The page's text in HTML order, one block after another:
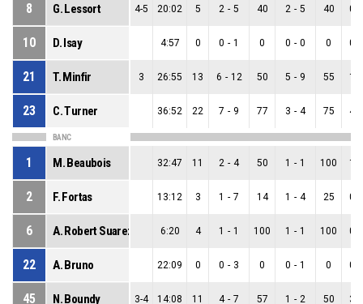
8 G. Lessort 4-5 20:02 5 2 - 5 40 2 - 5 40 0
10 D. Isay 4:57 0 0 - 1 0 0 - 0 0 0
21 T. Minfir 3 26:55 13 6 - 12 50 5 - 9 55 1
23 C. Turner 36:52 22 7 - 9 77 3 - 4 75 4
BANC
1 M. Beaubois 32:47 11 2 - 4 50 1 - 1 100 1
2 F. Fortas 13:12 3 1 - 7 14 1 - 4 25 0
6 A. Robert Suarez 6:20 4 1 - 1 100 1 - 1 100 0
22 A. Bruno 22:09 0 0 - 3 0 0 - 1 0 0
45 N. Boundy 3-4 14:08 11 4 - 7 57 1 - 2 50 3